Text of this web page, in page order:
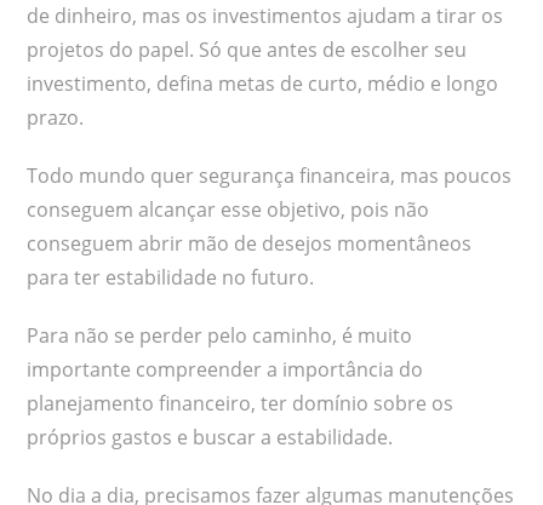
de dinheiro, mas os investimentos ajudam a tirar os
projetos do papel. Só que antes de escolher seu
investimento, defina metas de curto, médio e longo
prazo.
Todo mundo quer segurança financeira, mas poucos
conseguem alcançar esse objetivo, pois não
conseguem abrir mão de desejos momentâneos
para ter estabilidade no futuro.
Para não se perder pelo caminho, é muito
importante compreender a importância do
planejamento financeiro, ter domínio sobre os
próprios gastos e buscar a estabilidade.
No dia a dia, precisamos fazer algumas manutenções